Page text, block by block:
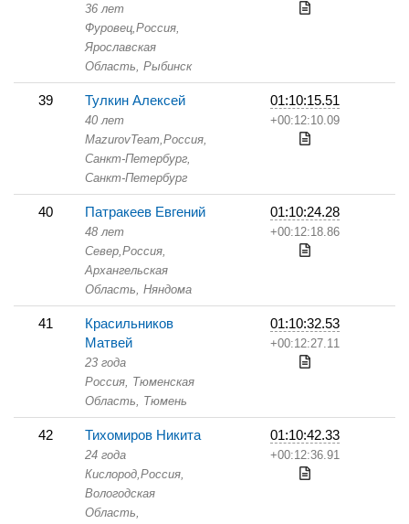
36 лет
Фуровец,Россия,
Ярославская
Область, Рыбинск
39 Тулкин Алексей
40 лет
MazurovTeam,Россия,
Санкт-Петербург,
Санкт-Петербург
01:10:15.51
+00:12:10.09
40 Патракеев Евгений
48 лет
Север,Россия,
Архангельская
Область, Няндома
01:10:24.28
+00:12:18.86
41
Красильников
Матвей
23 года
Россия, Тюменская
Область, Тюмень
01:10:32.53
+00:12:27.11
42 Тихомиров Никита
24 года
Кислород,Россия,
Вологодская
Область,
01:10:42.33
+00:12:36.91